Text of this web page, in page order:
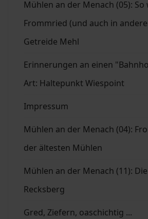
Mühlen an der Menach (05):
Frommried (und auch in
Getreide Mehl
Erinnerungen an einen
Art: Haltepunkt Wiespoint
Impressum
Mühlen an der Menach (04):
der ältesten Mühlen
Mühlen an der Menach (11):
Recksberg
Gred, Ziefern, oaschichtig ...